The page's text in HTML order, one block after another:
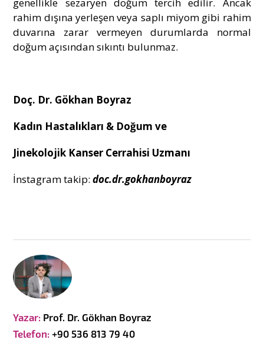
rahim dışına yerleşen veya saplı miyom gibi rahim
duvarına zarar vermeyen durumlarda normal
doğum açısından sıkıntı bulunmaz.
Doç. Dr. Gökhan Boyraz
Kadın Hastalıkları & Doğum ve
Jinekolojik Kanser Cerrahisi Uzmanı
İnstagram takip:doc.dr.gokhanboyraz
Yazar: Prof. Dr. Gökhan Boyraz
Telefon:+90 536 813 79 40